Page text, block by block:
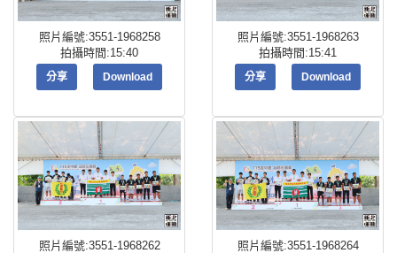
照片編號:3551-1968258
拍攝時間:15:40
分享 Download
照片編號:3551-1968263
拍攝時間:15:41
分享 Download
照片編號:3551-1968262
照片編號:3551-1968264